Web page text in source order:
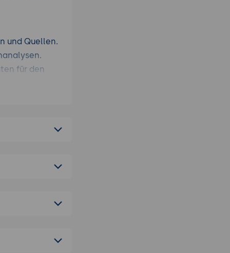
und Quellen.
für den